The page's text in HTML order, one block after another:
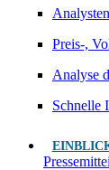
Preis-,
Analyse
Schnelle